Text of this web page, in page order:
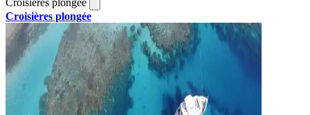
Croisières plongée
Croisières plongée